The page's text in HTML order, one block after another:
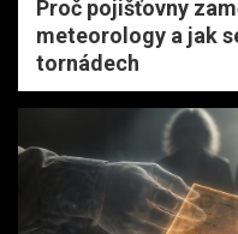
Proč pojišťovny
meteorology a jak
tornádech